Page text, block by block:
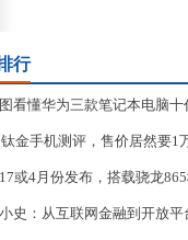
行
看懂华为三款笔记本电脑十
金手机测评，售价居然要1
或4月份发布，搭载骁龙
史：从互联网金融到开放平